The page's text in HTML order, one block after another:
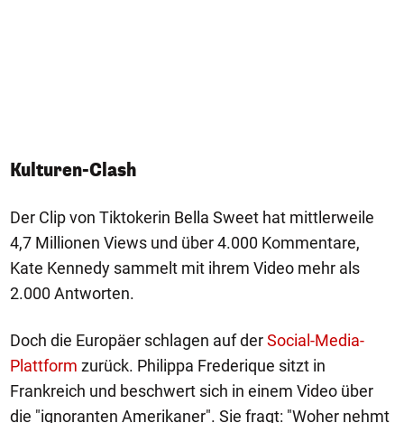
Kulturen-Clash
Der Clip von Tiktokerin Bella Sweet hat mittlerweile
4,7 Millionen Views und über 4.000 Kommentare,
Kate Kennedy sammelt mit ihrem Video mehr als
2.000 Antworten.
Doch die Europäer schlagen auf derSocial-Media-
Plattform zurück. Philippa Frederique sitzt in
Frankreich und beschwert sich in einem Video über
die "ignoranten Amerikaner". Sie fragt: "Woher nehmt